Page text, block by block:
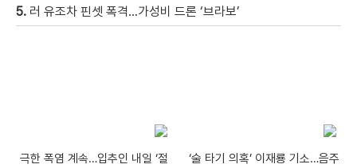
5. 러 유조차 핀셋 폭격…가성비 드론 ‘브라보’
극한 폭염 계속…입추인 내일 ‘절
‘술 타기 의혹’ 이재룡 기소…음주